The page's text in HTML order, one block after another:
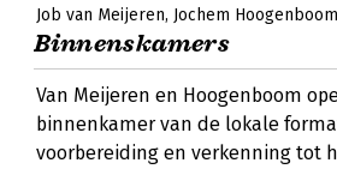
Job van Meijeren Jochem Hoogenboom
Binnenskamers
Van Meijeren en Hoogenboom
binnenkamer van de lokale
voorbereiding en verkenning tot